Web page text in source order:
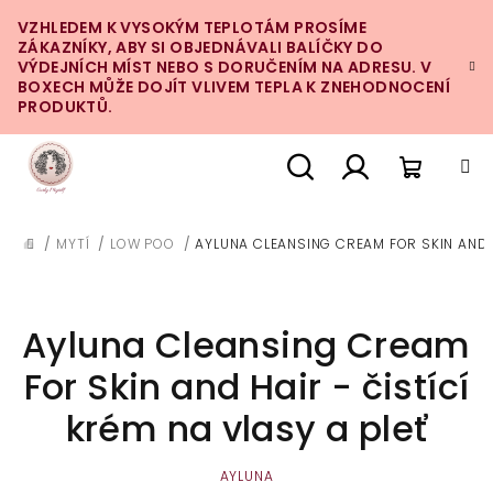
na
obsah
VZHLEDEM K VYSOKÝM TEPLOTÁM PROSÍME
ZÁKAZNÍKY, ABY SI OBJEDNÁVALI BALÍČKY DO
VÝDEJNÍCH MÍST NEBO S DORUČENÍM NA ADRESU. V
BOXECH MŮŽE DOJÍT VLIVEM TEPLA K ZNEHODNOCENÍ
PRODUKTŮ.
DOMŮ
/ MYTÍ / LOW POO / AYLUNA CLEANSING CREAM FOR SKIN
Ayluna Cleansing Cream
For Skin and Hair - čistící
krém na vlasy a pleť
AYLUNA